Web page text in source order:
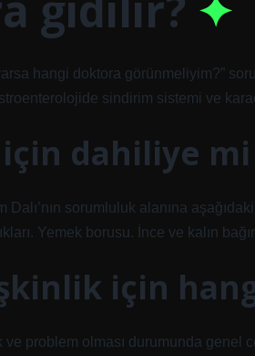
hangi doktora görünmeliyim?”
sindirim sistemi ve
için dahiliye
Dalı’nın sorumluluk alanına
Yemek borusu. İnce ve kalın
için
ve problem olması durumunda genel